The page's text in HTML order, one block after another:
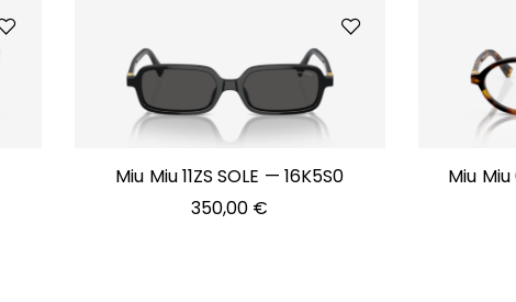
Miu Miu 11ZS SOLE — 16K5S0
350,00 €
Miu